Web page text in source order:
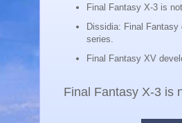
Final Fantasy X-3 is
Dissidia: Final
series.
Final Fantasy XV
Final Fantasy X-3 is